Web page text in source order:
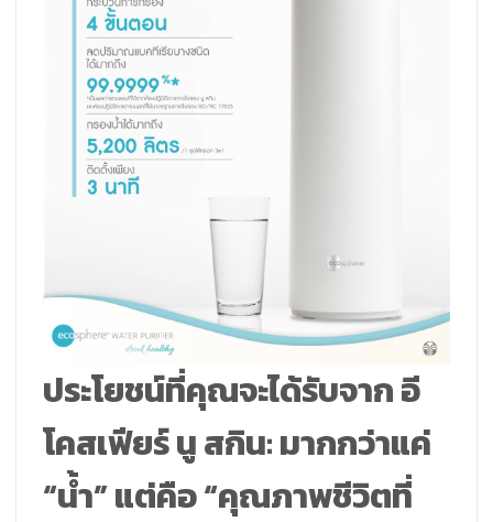
ประโยชน์ที่คุณจะได้รับจาก อี
โคสเฟียร์ นู สกิน: มากกว่าแค่
“น้ำ” แต่คือ “คุณภาพชีวิตที่